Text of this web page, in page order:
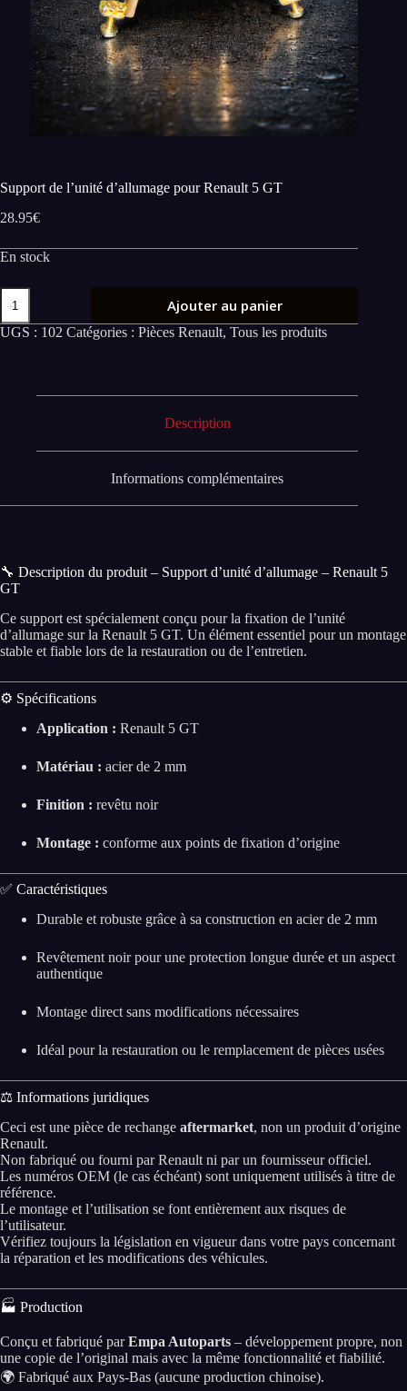
Support de l’unité d’allumage pour Renault 5 GT
28.95€
En stock
quantité
de
Support
de
Ajouter au panier
UGS : 102 Catégories : Pièces Renault, Tous les produits
Description
Informations complémentaires
🔧 Description du produit – Support d’unité d’allumage – Renault 5
GT
Ce support est spécialement conçu pour la fixation de l’unité
d’allumage sur la Renault 5 GT. Un élément essentiel pour un montage
stable et fiable lors de la restauration ou de l’entretien.
⚙️ Spécifications
Application : Renault 5 GT
Matériau : acier de 2 mm
Finition : revêtu noir
Montage : conforme aux points de fixation d’origine
✅ Caractéristiques
Durable et robuste grâce à sa construction en acier de 2 mm
Revêtement noir pour une protection longue durée et un aspect
authentique
Montage direct sans modifications nécessaires
Idéal pour la restauration ou le remplacement de pièces usées
⚖️ Informations juridiques
Ceci est une pièce de rechange aftermarket, non un produit d’origine
Renault.
Non fabriqué ou fourni par Renault ni par un fournisseur officiel.
Les numéros OEM (le cas échéant) sont uniquement utilisés à titre de
référence.
Le montage et l’utilisation se font entièrement aux risques de
l’utilisateur.
Vérifiez toujours la législation en vigueur dans votre pays concernant
la réparation et les modifications des véhicules.
🏭 Production
Conçu et fabriqué parEmpa Autoparts – développement propre, non
une copie de l’original mais avec la même fonctionnalité et fiabilité.
🌍 Fabriqué aux Pays-Bas (aucune production chinoise).